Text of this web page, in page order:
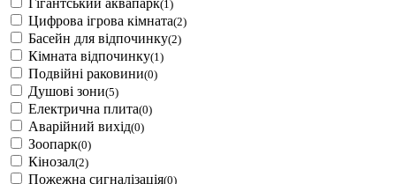
Гігантський аквапарк(1)
Цифрова ігрова кімната(2)
Басейн для відпочинку(2)
Кімната відпочинку(1)
Подвійні раковини(0)
Душові зони(5)
Електрична плита(0)
Аварійний вихід(0)
Зоопарк(0)
Кінозал(2)
Пожежна сигналізація(0)